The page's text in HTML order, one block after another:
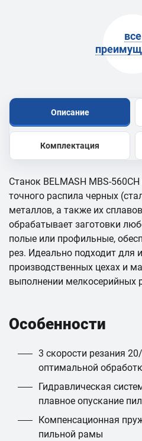
все
Описание
Комплектация
Станок BELMASH MBS-
точного распила черных
металлов, а также их
обрабатывает заготовки
полые или профильные,
рез. Идеально подходит для
производственных цехах и
выполнении мелкосерийных
Особенности
3 скорости резания
оптимальной
Гидравлическая
плавное опускание
Компенсационная
пильной рамы